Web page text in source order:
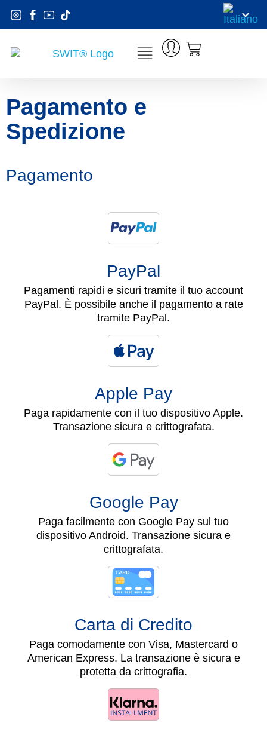
Pagamento e
Spedizione
Pagamento
PayPal
Pagamenti rapidi e sicuri tramite il tuo account
PayPal. È possibile anche il pagamento a rate
tramite PayPal.
Apple Pay
Paga rapidamente con il tuo dispositivo Apple.
Transazione sicura e crittografata.
Google Pay
Paga facilmente con Google Pay sul tuo
dispositivo Android. Transazione sicura e
crittografata.
Carta di Credito
Paga comodamente con Visa, Mastercard o
American Express. La transazione è sicura e
protetta da crittografia.